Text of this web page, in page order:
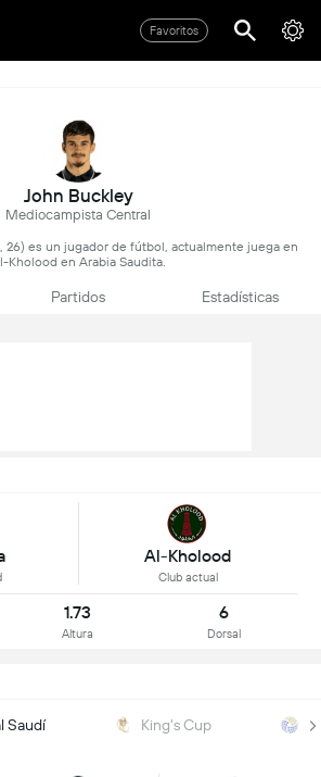
Favoritos
John Buckley
Mediocampista Central
26) es un jugador de fútbol, actualmente juega en
Kholood en Arabia Saudita.
Partidos Estadísticas
Al-Kholood
Club actual
1.73
Altura
6
Dorsal
Saudí King's Cup